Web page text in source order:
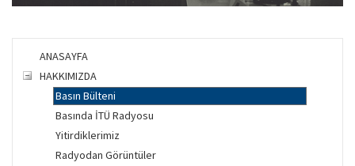
ANASAYFA
HAKKIMIZDA
Basın Bülteni
Basında İTÜ Radyosu
Yitirdiklerimiz
Radyodan Görüntüler